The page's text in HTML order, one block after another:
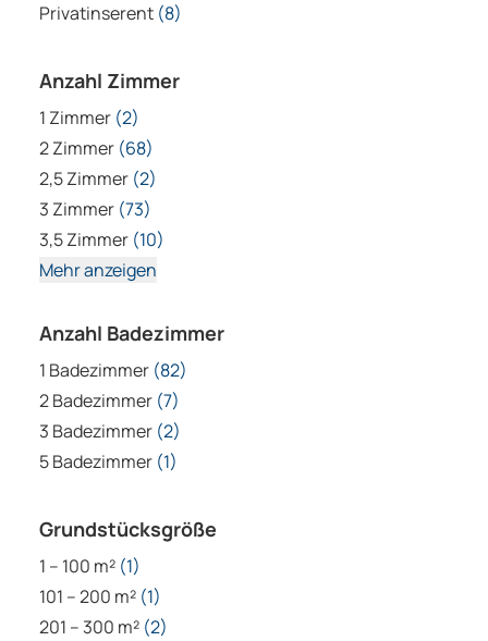
Privatinserent (8)
Anzahl Zimmer
1 Zimmer (2)
2 Zimmer (68)
2,5 Zimmer (2)
3 Zimmer (73)
3,5 Zimmer (10)
Mehr anzeigen
Anzahl Badezimmer
1 Badezimmer (82)
2 Badezimmer (7)
3 Badezimmer (2)
5 Badezimmer (1)
Grundstücksgröße
1 – 100 m² (1)
101 – 200 m² (1)
201 – 300 m² (2)